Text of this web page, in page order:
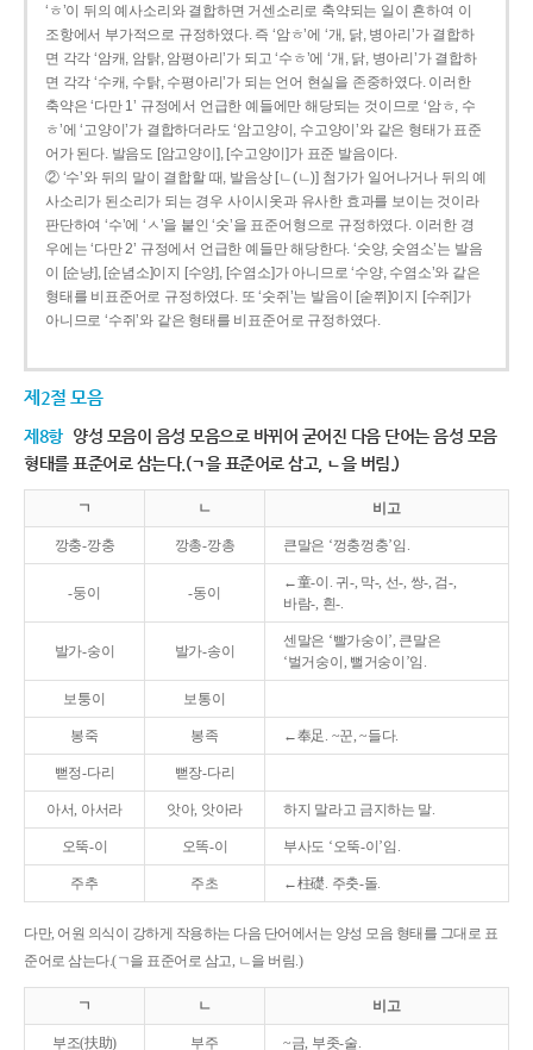
‘ㅎ’이 뒤의 예사소리와 결합하면 거센소리로 축약되는 일이 흔하여 이
조항에서 부가적으로 규정하였다. 즉 ‘암ㅎ’에 ‘개, 닭, 병아리’가 결합하
면 각각 ‘암캐, 암탉, 암평아리’가 되고 ‘수ㅎ’에 ‘개, 닭, 병아리’가 결합하
면 각각 ‘수캐, 수탉, 수평아리’가 되는 언어 현실을 존중하였다. 이러한
축약은 ‘다만 1’ 규정에서 언급한 예들에만 해당되는 것이므로 ‘암ㅎ, 수
ㅎ’에 ‘고양이’가 결합하더라도 ‘암고양이, 수고양이’와 같은 형태가 표준
어가 된다. 발음도 [암고양이], [수고양이]가 표준 발음이다.
② ‘수’와 뒤의 말이 결합할 때, 발음상 [ㄴ(ㄴ)] 첨가가 일어나거나 뒤의 예
사소리가 된소리가 되는 경우 사이시옷과 유사한 효과를 보이는 것이라
판단하여 ‘수’에 ‘ㅅ’을 붙인 ‘숫’을 표준어형으로 규정하였다. 이러한 경
우에는 ‘다만 2’ 규정에서 언급한 예들만 해당한다. ‘숫양, 숫염소’는 발음
이 [순냥], [순념소]이지 [수양], [수염소]가 아니므로 ‘수양, 수염소’와 같은
형태를 비표준어로 규정하였다. 또 ‘숫쥐’는 발음이 [숟쮜]이지 [수쥐]가
아니므로 ‘수쥐’와 같은 형태를 비표준어로 규정하였다.
제2절 모음
제8항 양성 모음이 음성 모음으로 바뀌어 굳어진 다음 단어는 음성 모음
형태를 표준어로 삼는다.(ㄱ을 표준어로 삼고, ㄴ을 버림.)
ㄱ ㄴ 비고
깡충-깡충 깡총-깡총 큰말은 ‘껑충껑충’임.
-둥이 -동이
←童-이. 귀-, 막-, 선-, 쌍-, 검-,
바람-, 흰-.
발가-숭이 발가-송이
센말은 ‘빨가숭이’, 큰말은
‘벌거숭이, 뻘거숭이’임.
보퉁이 보통이
봉죽 봉족 ←奉足. ~꾼, ~들다.
뻗정-다리 뻗장-다리
아서, 아서라 앗아, 앗아라 하지 말라고 금지하는 말.
오뚝-이 오똑-이 부사도 ‘오뚝-이’임.
주추 주초 ←柱礎. 주춧-돌.
다만, 어원 의식이 강하게 작용하는 다음 단어에서는 양성 모음 형태를 그대로 표
준어로 삼는다.(ㄱ을 표준어로 삼고, ㄴ을 버림.)
ㄱ ㄴ 비고
부조(扶助) 부주 ~금, 부좃-술.